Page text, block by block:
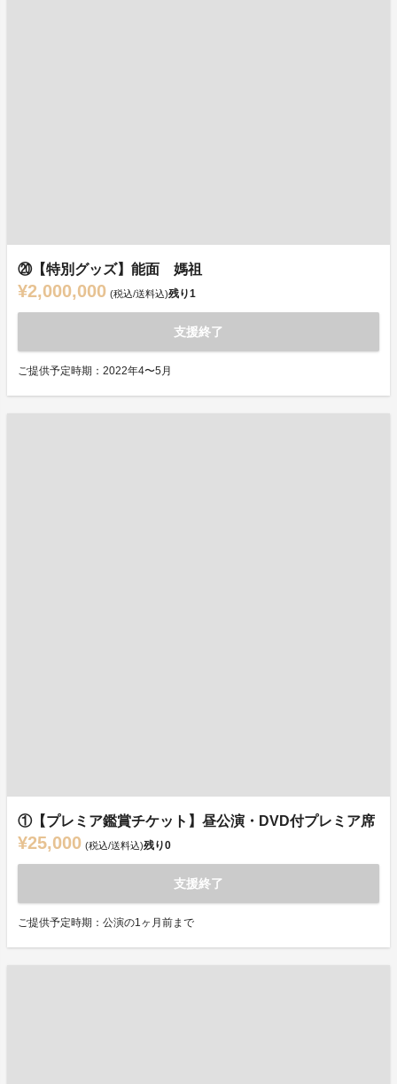
⑳【特別グッズ】能面 媽祖
¥2,000,000 (税込/送料込)残り1
支援終了
ご提供予定時期：2022年4〜5月
①【プレミア鑑賞チケット】昼公演・DVD付プレミア席
¥25,000 (税込/送料込)残り0
支援終了
ご提供予定時期：公演の1ヶ月前まで